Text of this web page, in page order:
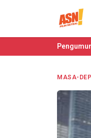
MASA-